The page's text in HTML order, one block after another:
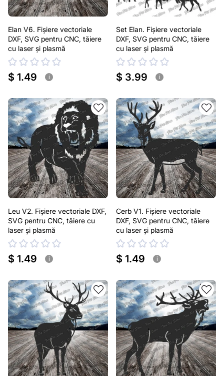
Elan V6. Fișiere vectoriale
DXF, SVG pentru CNC, tăiere
cu laser și plasmă
$ 1.49 i
Set Elan. Fișiere vectoriale
DXF, SVG pentru CNC, tăiere
cu laser și plasmă
$ 3.99 i
Leu V2. Fișiere vectoriale DXF,
SVG pentru CNC, tăiere cu
laser și plasmă
$ 1.49 i
Cerb V1. Fișiere vectoriale
DXF, SVG pentru CNC, tăiere
cu laser și plasmă
$ 1.49 i